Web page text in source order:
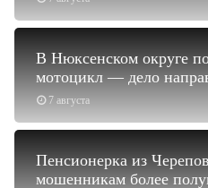
7 августа
В Нюксенском округе
мотоцикл — дело
Пенсионерка из
мошенникам более